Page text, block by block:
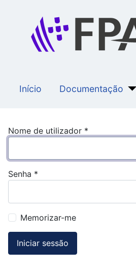
Início Documentação
Nome de utilizador *
Senha *
Memorizar-me
Iniciar sessão